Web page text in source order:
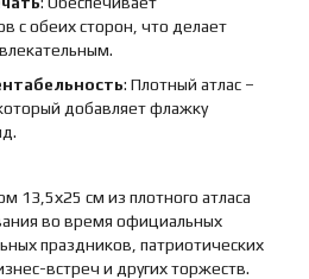
с обеих сторон, что делает
: Плотный атлас –
добавляет флажку
13,5х25 см из плотного атласа
во время официальных
праздников, патриотических
встреч и других торжеств.